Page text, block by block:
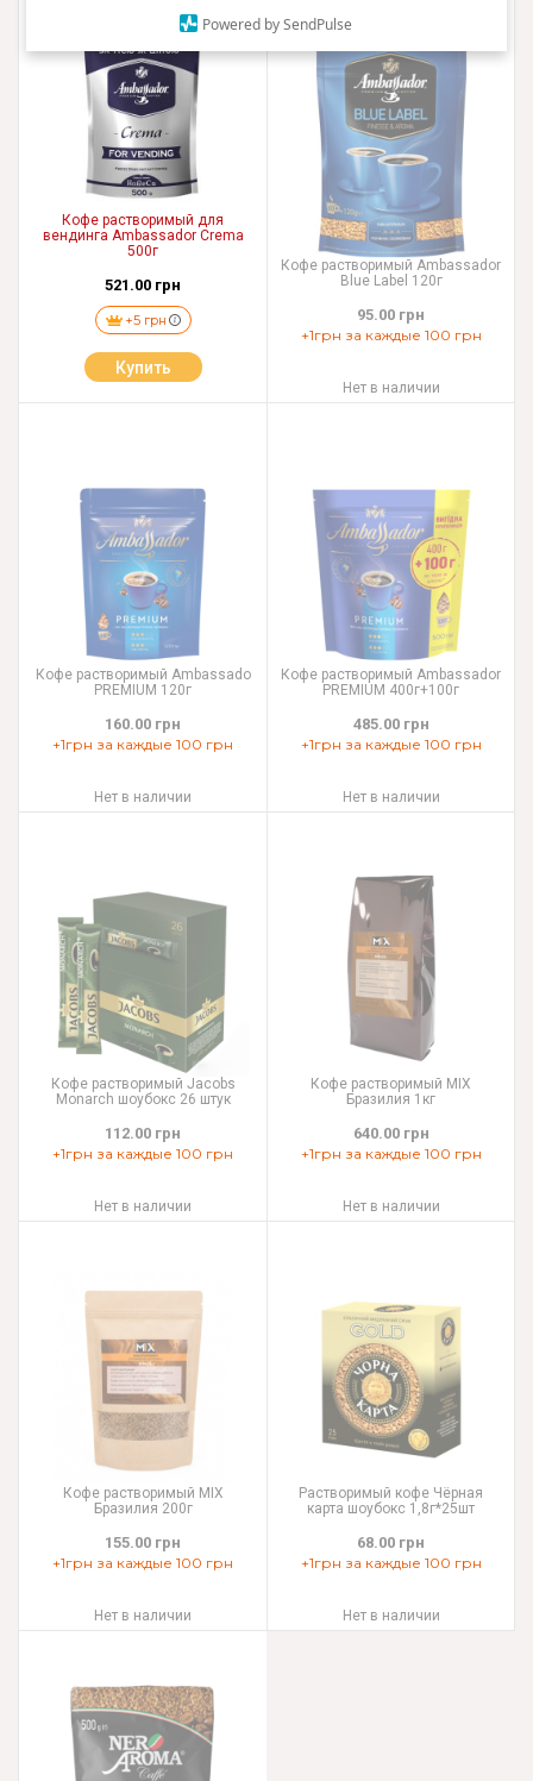
Powered by SendPulse
Кофе растворимый для
вендинга Ambassador Crema
500г
521.00 грн
+5 грн
Купить
Кофе растворимый Ambassador
Blue Label 120г
95.00 грн
+1грн за каждые 100 грн
Нет в наличии
Кофе растворимый Ambassado
PREMIUM 120г
160.00 грн
+1грн за каждые 100 грн
Нет в наличии
Кофе растворимый Ambassador
PREMIUM 400г+100г
485.00 грн
+1грн за каждые 100 грн
Нет в наличии
Кофе растворимый Jacobs
Monarch шоубокс 26 штук
112.00 грн
+1грн за каждые 100 грн
Нет в наличии
Кофе растворимый MIX
Бразилия 1кг
640.00 грн
+1грн за каждые 100 грн
Нет в наличии
Кофе растворимый MIX
Бразилия 200г
155.00 грн
+1грн за каждые 100 грн
Нет в наличии
Растворимый кофе Чёрная
карта шоубокс 1,8г*25шт
68.00 грн
+1грн за каждые 100 грн
Нет в наличии